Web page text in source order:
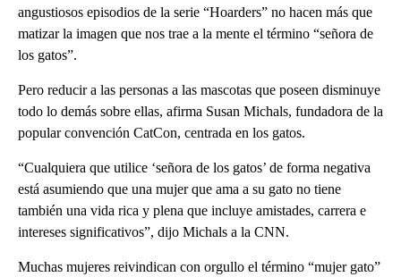
angustiosos episodios de la serie “Hoarders” no hacen más que
matizar la imagen que nos trae a la mente el término “señora de
los gatos”.
Pero reducir a las personas a las mascotas que poseen disminuye
todo lo demás sobre ellas, afirma Susan Michals, fundadora de la
popular convención CatCon, centrada en los gatos.
“Cualquiera que utilice ‘señora de los gatos’ de forma negativa
está asumiendo que una mujer que ama a su gato no tiene
también una vida rica y plena que incluye amistades, carrera e
intereses significativos”, dijo Michals a la CNN.
Muchas mujeres reivindican con orgullo el término “mujer gato”